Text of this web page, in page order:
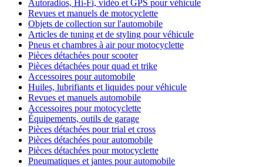
Autoradios, Hi-Fi, vidéo et GPS pour véhicule
Revues et manuels de motocyclette
Objets de collection sur l'automobile
Articles de tuning et de styling pour véhicule
Pneus et chambres à air pour motocyclette
Pièces détachées pour scooter
Pièces détachées pour quad et trike
Accessoires pour automobile
Huiles, lubrifiants et liquides pour véhicule
Revues et manuels automobile
Accessoires pour motocyclette
Équipements, outils de garage
Pièces détachées pour trial et cross
Pièces détachées pour automobile
Pièces détachées pour motocyclette
Pneumatiques et jantes pour automobile